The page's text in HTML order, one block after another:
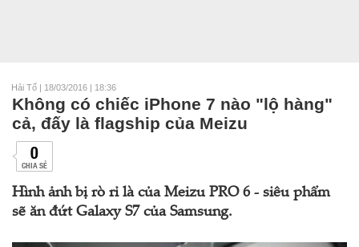
Hải Tố | 18/03/2016 | 18:36
Không có chiếc iPhone 7 nào "lộ hàng"
cả, đấy là flagship của Meizu
0
CHIA SẺ
Hình ảnh bị rò rỉ là của Meizu PRO 6 - siêu phẩm
sẽ ăn đứt Galaxy S7 của Samsung.